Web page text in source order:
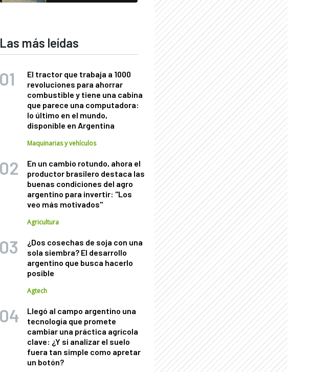
Las más leídas
El tractor que trabaja a 1000
revoluciones para ahorrar
combustible y tiene una cabina
que parece una computadora:
lo último en el mundo,
disponible en Argentina
Maquinarias y vehículos
En un cambio rotundo, ahora el
productor brasilero destaca las
buenas condiciones del agro
argentino para invertir: "Los
veo más motivados"
Agricultura
¿Dos cosechas de soja con una
sola siembra? El desarrollo
argentino que busca hacerlo
posible
Agtech
Llegó al campo argentino una
tecnología que promete
cambiar una práctica agrícola
clave: ¿Y si analizar el suelo
fuera tan simple como apretar
un botón?